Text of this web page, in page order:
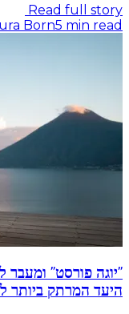
Read full story
Born5 min read
היעד המרתק ביותר